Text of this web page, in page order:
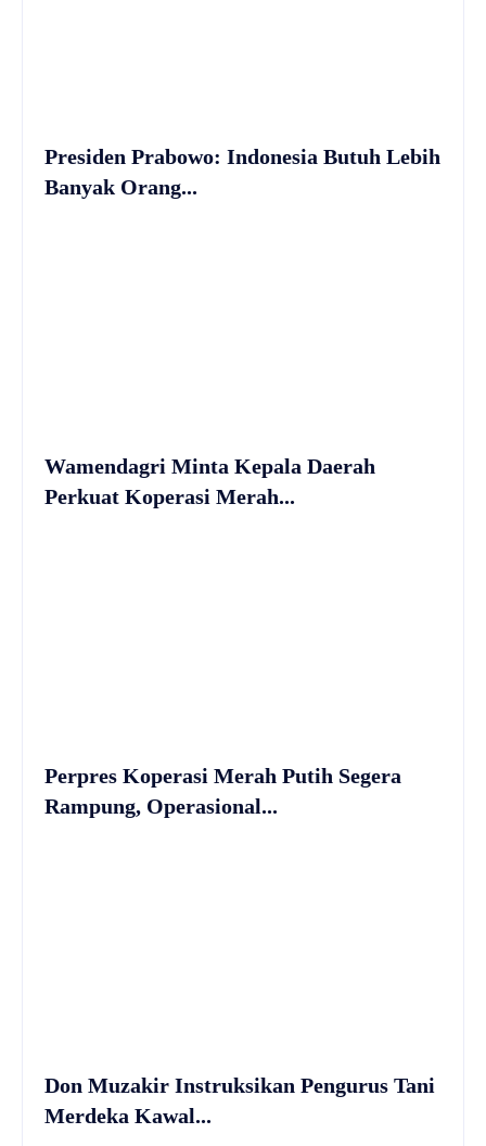
Presiden Prabowo: Indonesia Butuh Lebih
Banyak Orang...
Wamendagri Minta Kepala Daerah
Perkuat Koperasi Merah...
Perpres Koperasi Merah Putih Segera
Rampung, Operasional...
Don Muzakir Instruksikan Pengurus Tani
Merdeka Kawal...